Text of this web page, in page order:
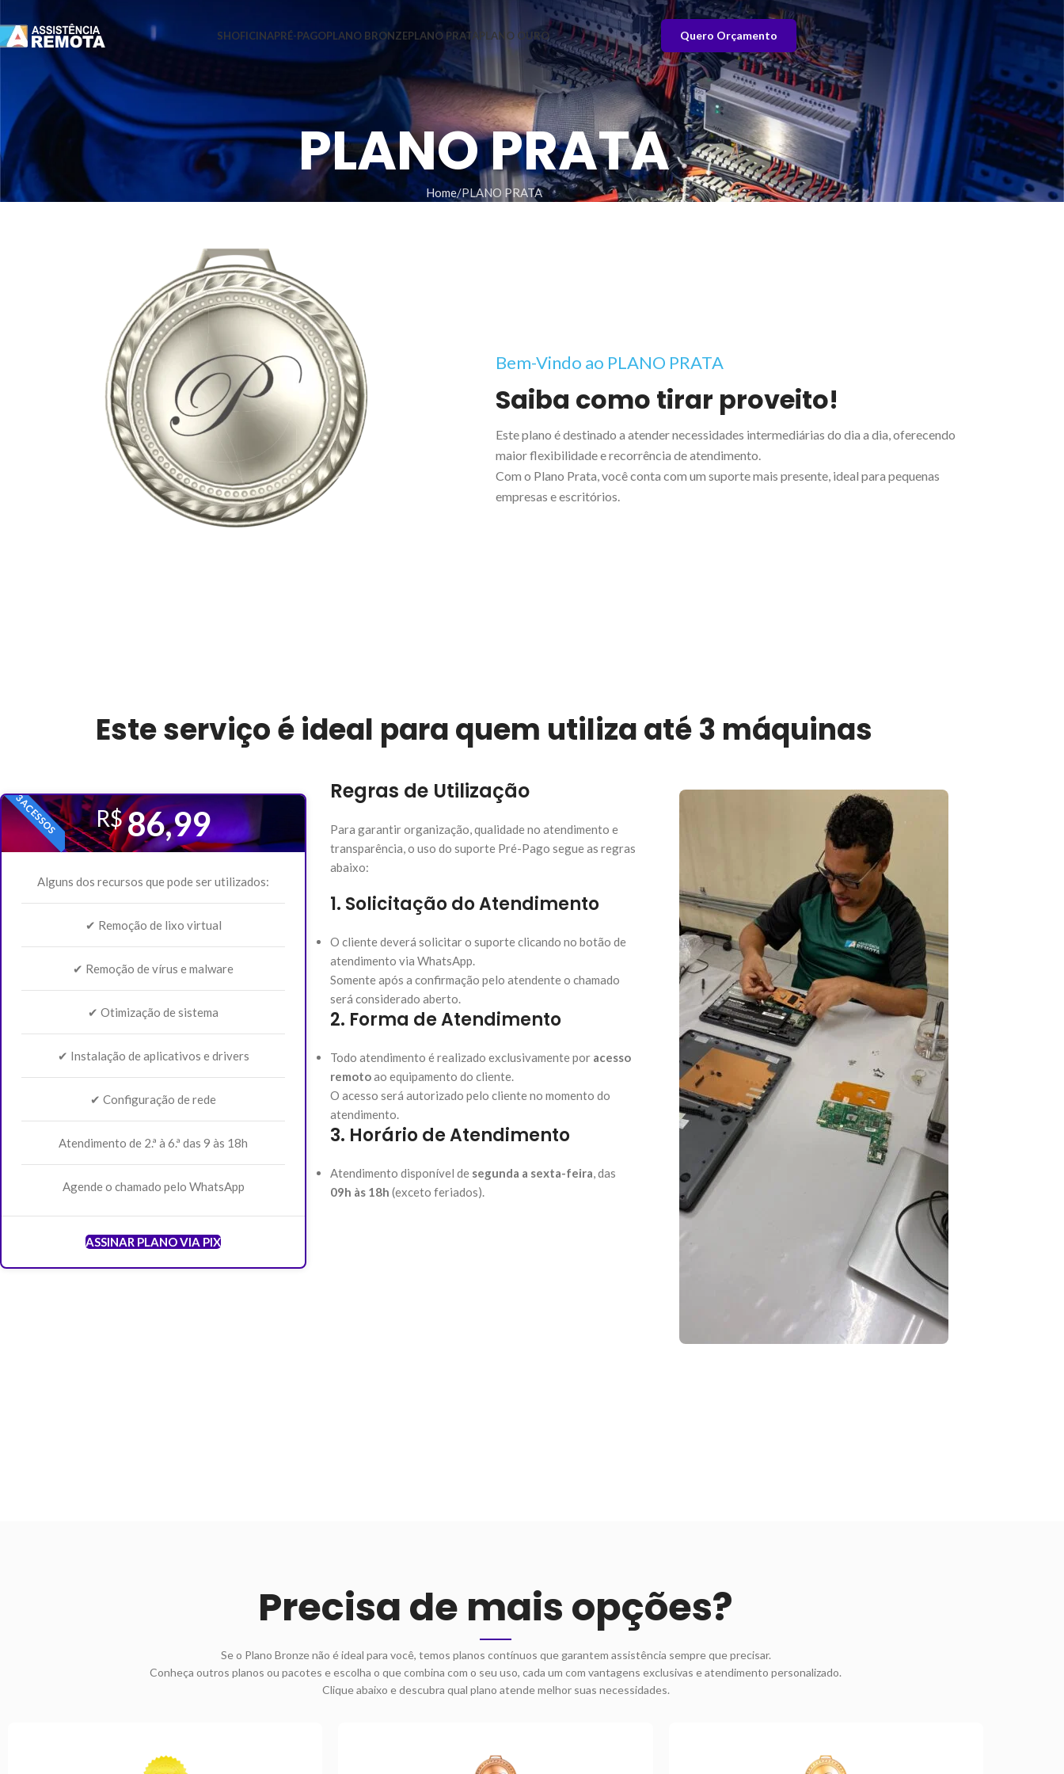
SHOFICINAPRÉ-PAGOPLANO BRONZEPLANO PRATA PLANO OURO Quero Orçamento
PLANO PRATA
Home PLANO PRATA
Bem-Vindo ao PLANO PRATA
Saiba como tirar proveito!
Este plano é destinado a atender necessidades intermediárias do dia a dia, oferecendo
maior flexibilidade e recorrência de atendimento.
Com o Plano Prata, você conta com um suporte mais presente, ideal para pequenas
empresas e escritórios.
Este serviço é ideal para quem utiliza até 3 máquinas
3 ACESSOS R$86,99
Alguns dos recursos que pode ser utilizados:
✔ Remoção de lixo virtual
✔ Remoção de vírus e malware
✔ Otimização de sistema
✔ Instalação de aplicativos e drivers
✔ Configuração de rede
Atendimento de 2.ª à 6.ª das 9 às 18h
Agende o chamado pelo WhatsApp
ASSINAR PLANO VIA PIX
Regras de Utilização
Para garantir organização, qualidade no atendimento e
transparência, o uso do suporte Pré-Pago segue as regras
abaixo:
1. Solicitação do Atendimento
O cliente deverá solicitar o suporte clicando no botão de
atendimento via WhatsApp.
Somente após a confirmação pelo atendente o chamado
será considerado aberto.
2. Forma de Atendimento
Todo atendimento é realizado exclusivamente por acesso
remotoao equipamento do cliente.
O acesso será autorizado pelo cliente no momento do
atendimento.
3. Horário de Atendimento
Atendimento disponível de segunda a sexta-feira, das
09h às 18h (exceto feriados).
Precisa de mais opções?
Se o Plano Bronze não é ideal para você, temos planos contínuos que garantem assistência sempre que precisar.
Conheça outros planos ou pacotes e escolha o que combina com o seu uso, cada um com vantagens exclusivas e atendimento personalizado.
Clique abaixo e descubra qual plano atende melhor suas necessidades.